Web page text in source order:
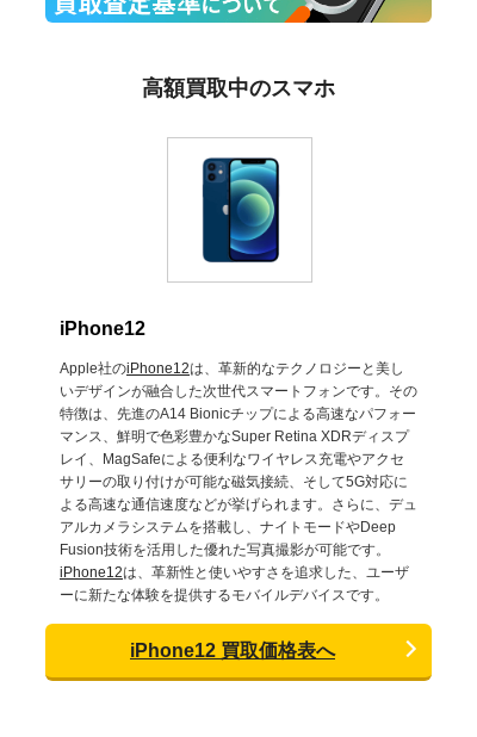
高額買取中のスマホ
iPhone12
Apple社のiPhone12は、革新的なテクノロジーと美し
いデザインが融合した次世代スマートフォンです。その
特徴は、先進のA14 Bionicチップによる高速なパフォー
マンス、鮮明で色彩豊かなSuper Retina XDRディスプ
レイ、MagSafeによる便利なワイヤレス充電やアクセ
サリーの取り付けが可能な磁気接続、そして5G対応に
よる高速な通信速度などが挙げられます。さらに、デュ
アルカメラシステムを搭載し、ナイトモードやDeep
Fusion技術を活用した優れた写真撮影が可能です。
iPhone12は、革新性と使いやすさを追求した、ユーザ
ーに新たな体験を提供するモバイルデバイスです。
iPhone12 買取価格表へ